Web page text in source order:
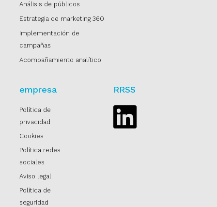
Análisis de públicos
Estrategia de marketing 360
Implementación de
campañas
Acompañamiento analítico
empresa
Política de
privacidad
Cookies
Política redes
sociales
Aviso legal
Política de
seguridad
RRSS